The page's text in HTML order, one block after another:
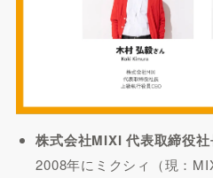
株式会社MIXI 代表取締役
2008年にミクシィ（現：